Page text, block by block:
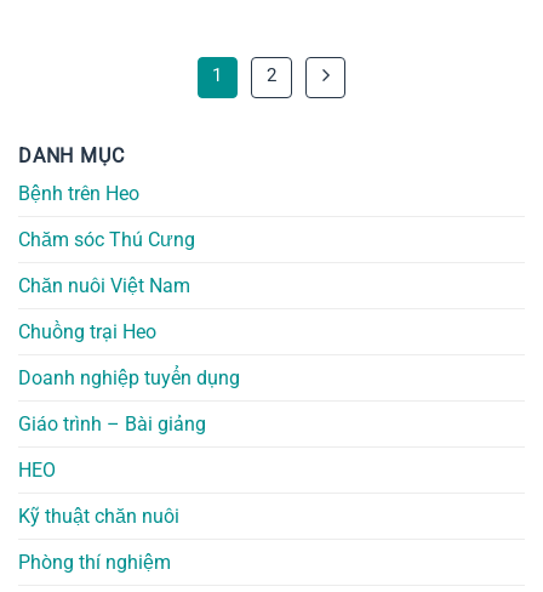
1 2
DANH MỤC
Bệnh trên Heo
Chăm sóc Thú Cưng
Chăn nuôi Việt Nam
Chuồng trại Heo
Doanh nghiệp tuyển dụng
Giáo trình – Bài giảng
HEO
Kỹ thuật chăn nuôi
Phòng thí nghiệm